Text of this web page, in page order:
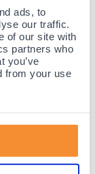
ads, to
our traffic.
of our site with
partners who
you’ve
from your use
Bandage - 12